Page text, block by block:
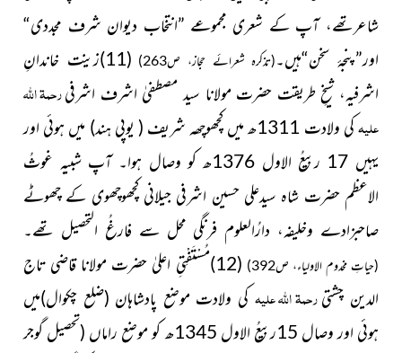
شاعرتھے، آپ کے شعری مجموعے ”انتخاب دیوان شرف مجددی“
اور”پنجۂ سخن“ہیں۔(تذکرہ شعرائے حجاز، ص263)
(11)زینت خاندانِ
اشرفیہ، شیخِ طریقت حضرت مولانا سید مصطفیٰ اشرف اشرفیرحمۃ اللہ
علیہکی ولادت 1311ھ میں کچھوچھہ شریف ( یوپی ہند) میں ہوئی اور
یہیں 17 ربیعُ الاول 1376ھ کو وصال ہوا۔ آپ شبیہِ غوثُ
الاعظم حضرت شاہ سیدعلی حسین اشرفی جیلانی کچھوچھوی کے چھوٹے
صاحبزادے وخلیفہ، دارُالعلوم فرنگی محل سے فارغُ التحصیل تھے۔
(حیاتِ مخدوم الاولیاء، ص392)
(12)مُسْتَفْتِیِ اعلیٰ حضرت مولانا قاضی تاج
الدین چشتیرحمۃ اللہ علیہ کی ولادت موضع پادشاہان (ضلع چکوال)میں
ہوئی اور وصال 15ربیعُ الاول 1345ھ کو موضع راماں
(تحصیل گوجر